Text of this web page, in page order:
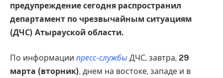
предупреждение сегодня распространил
департамент по чрезвычайным ситуациям
(ДЧС) Атырауской области.
По информации пресс-службы ДЧС, завтра, 29
марта (вторник), днем на востоке, западе и в